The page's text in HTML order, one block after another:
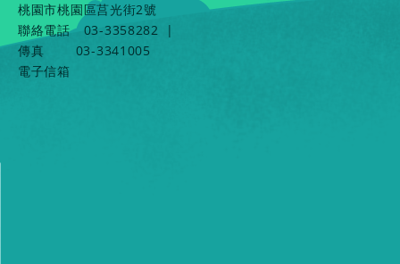
桃園市桃園區莒光街2號
聯絡電話
03-3358282
|
傳真
03-3341005
電子信箱